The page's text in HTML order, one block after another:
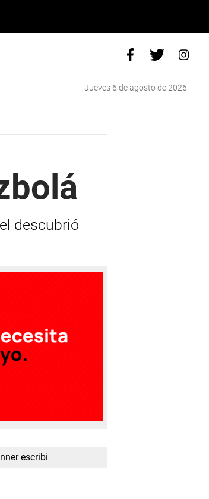
jueves 6 de agosto de 2026
descubrió